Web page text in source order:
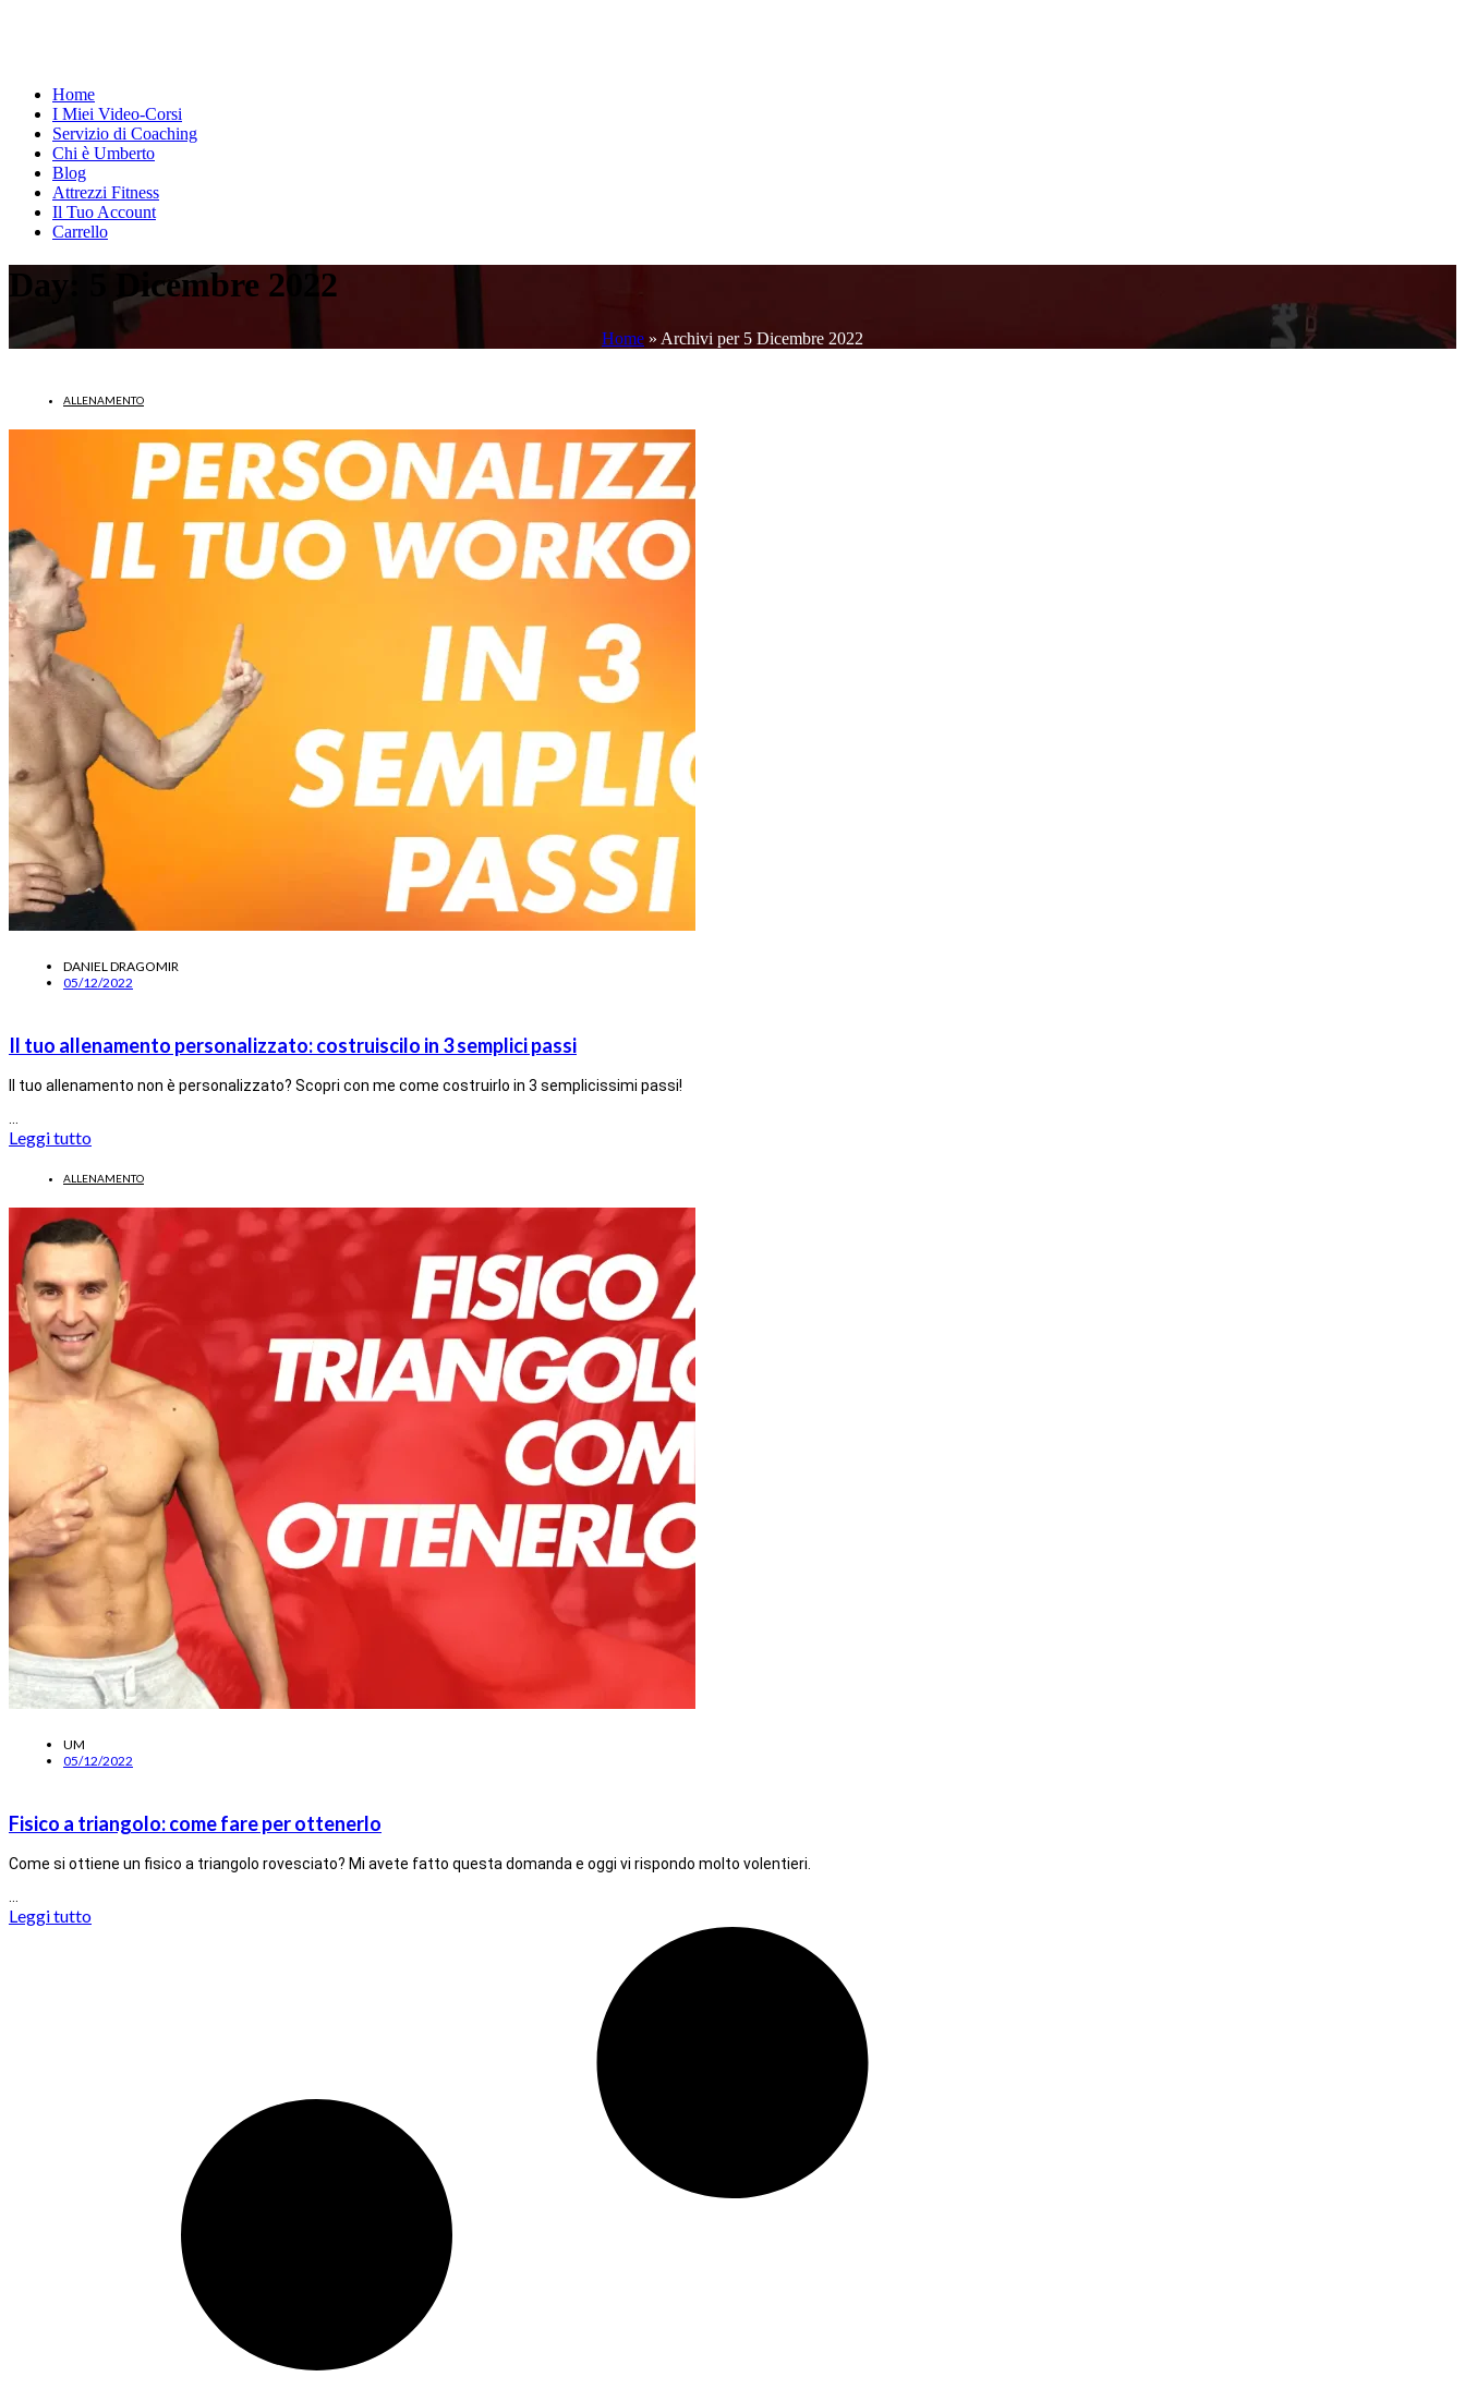
Home
I Miei Video-Corsi
Servizio di Coaching
Chi è Umberto
Blog
Attrezzi Fitness
Il Tuo Account
Carrello
Day: 5 Dicembre 2022
Home » Archivi per 5 Dicembre 2022
ALLENAMENTO
DANIEL DRAGOMIR
05/12/2022
Il tuo allenamento personalizzato: costruiscilo in 3 semplici passi
Il tuo allenamento non è personalizzato? Scopri con me come costruirlo in 3 semplicissimi passi!
Leggi tutto
ALLENAMENTO
UM
05/12/2022
Fisico a triangolo: come fare per ottenerlo
Come si ottiene un fisico a triangolo rovesciato? Mi avete fatto questa domanda e oggi vi rispondo molto volentieri.
Leggi tutto